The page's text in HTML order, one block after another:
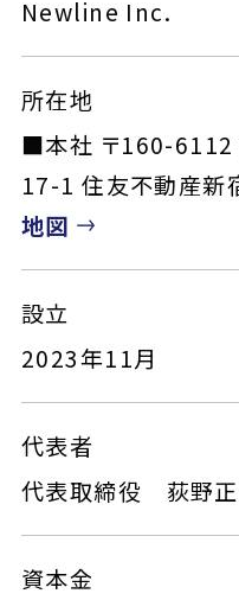
Newline Inc.
所在地
■本社 〒160-6112
17-1 住友不動産新
地図
設立
2023年11月
代表者
代表取締役 荻野
資本金